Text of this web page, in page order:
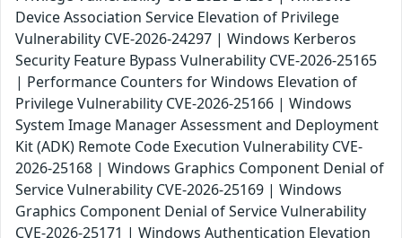
Device Association Service Elevation of Privilege
Vulnerability CVE-2026-24297 | Windows Kerberos
Security Feature Bypass Vulnerability CVE-2026-25165
| Performance Counters for Windows Elevation of
Privilege Vulnerability CVE-2026-25166 | Windows
System Image Manager Assessment and Deployment
Kit (ADK) Remote Code Execution Vulnerability CVE-
2026-25168 | Windows Graphics Component Denial of
Service Vulnerability CVE-2026-25169 | Windows
Graphics Component Denial of Service Vulnerability
CVE-2026-25171 | Windows Authentication Elevation